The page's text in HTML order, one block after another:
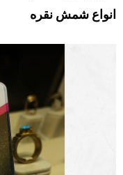
انواع شمش نقره